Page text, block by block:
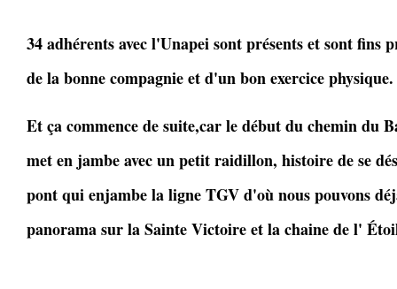
34 adhérents avec l'Unapei sont présents et sont fins
de la bonne compagnie et d'un bon exercice physique.
Et ça commence de suite,car le début du chemin du
met en jambe avec un petit raidillon, histoire de se
pont qui enjambe la ligne TGV d'où nous pouvons
panorama sur la Sainte Victoire et la chaine de l'